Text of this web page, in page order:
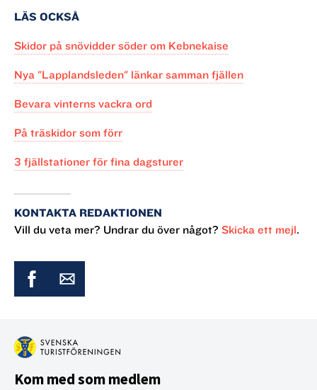
Håll mobilen varm:
batteri – att ladda mobilen går sällan i
i fjällen.
Investera i en vindsäck:
om du behöver stanna i svårt väder. Ta även
med liggunderlag i cellplast, extra värmekläder
och nödproviant. Testa vindsäcken hemma så
För säkerhets skull:Fjällstugor har ett rum som
är olåst året runt – för övernattning vid
Ibland även nödtelefon.
Skydda mot solen:
snöblind.
Ombokningsbart hem:
skidturare på. Även med en bonusdag
LÄS OCKSÅ
Skidor på snövidder söder om Kebnekaise
Nya "Lapplandsleden" länkar samman fjällen
Bevara vinterns vackra ord
På träskidor som förr
3 fjällstationer för fina dagsturer
KONTAKTA REDAKTIONEN
Vill du veta mer? Undrar du över något? Skicka ett mejl.
Kom med som medlem